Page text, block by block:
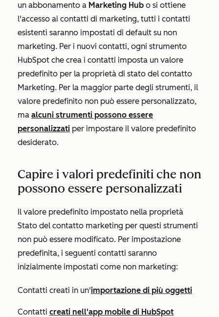
un abbonamento a Marketing Hub o si ottiene
l'accesso ai contatti di marketing, tutti i contatti
esistenti saranno impostati di default su non
marketing. Per i nuovi contatti, ogni strumento
HubSpot che crea i contatti imposta un valore
predefinito per la proprietà di stato del contatto
Marketing. Per la maggior parte degli strumenti, il
valore predefinito non può essere personalizzato,
ma alcuni strumenti possono essere
personalizzati per impostare il valore predefinito
desiderato.
Capire i valori predefiniti che non
possono essere personalizzati
Il valore predefinito impostato nella proprietà
Stato del contatto marketing per questi strumenti
non può essere modificato. Per impostazione
predefinita, i seguenti contatti saranno
inizialmente impostati come non marketing:
Contatti creati in un'importazione di più oggetti
Contatti creati nell'app mobile di HubSpot